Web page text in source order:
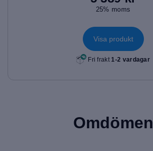
25% moms
Visa produkt
Fri frakt1-2 vardagar
Omdömen